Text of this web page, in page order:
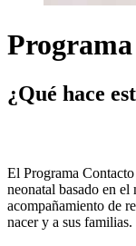
¿Qué hace
El Programa
neonatal basado en
acompañamiento de
nacer y a sus familias.